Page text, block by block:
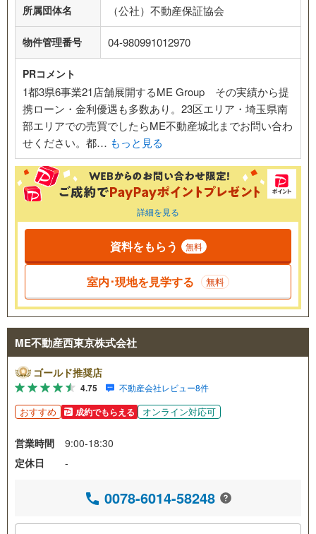
所属団体名 （公社）不動産保証協会
物件管理番号 04-980991012970
PRコメント
1都3県6事業21店舗展開するME Group その実績から提
携ローン・金利優遇も多数あり。23区エリア・埼玉県南
部エリアでの売買でしたらME不動産城北までお問い合わ
せください。都… もっと見る
詳細を見る
資料をもらう 無料
室内･現地を見学する 無料
ME不動産西東京株式会社
ゴールド推奨店
4.75 不動産会社レビュー8件
おすすめ 成約でもらえる オンライン対応可
営業時間
9:00-18:30
定休日
-
0078-6014-58248